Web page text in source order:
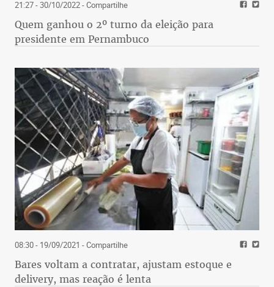
21:27 - 30/10/2022- Compartilhe
Quem ganhou o 2º turno da eleição para
presidente em Pernambuco
08:30 - 19/09/2021 - Compartilhe
Bares voltam a contratar, ajustam estoque e
delivery, mas reação é lenta